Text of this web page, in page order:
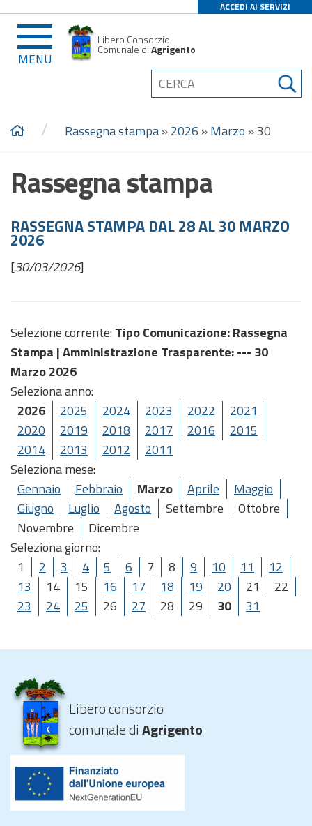
ACCEDI AI SERVIZI
MENU
Libero Consorzio
Comunale diAgrigento
/ Rassegna stampa»2026 »Marzo »30
Rassegna stampa
RASSEGNA STAMPA DAL 28 AL 30 MARZO
2026
[30/03/2026]
Selezione corrente: Tipo Comunicazione: Rassegna
Stampa |Amministrazione Trasparente: --- 30
Marzo 2026
Seleziona anno:
2026
2025 2024 2023 2022
2021
2020
2019 2018 2017 2016
2015
2014
2013 2012
2011
Seleziona mese:
Gennaio
Febbraio Marzo Aprile
Maggio
Giugno
Luglio Agosto Settembre
Ottobre
Novembre
Dicembre
Seleziona giorno:
1
2 3 4 5 6 7 8 9 10 11
12
13
14 15 16 17 18 19 20 21
22
23
24 25 26 27 28 29 30 31
Libero consorzio
comunale diAgrigento